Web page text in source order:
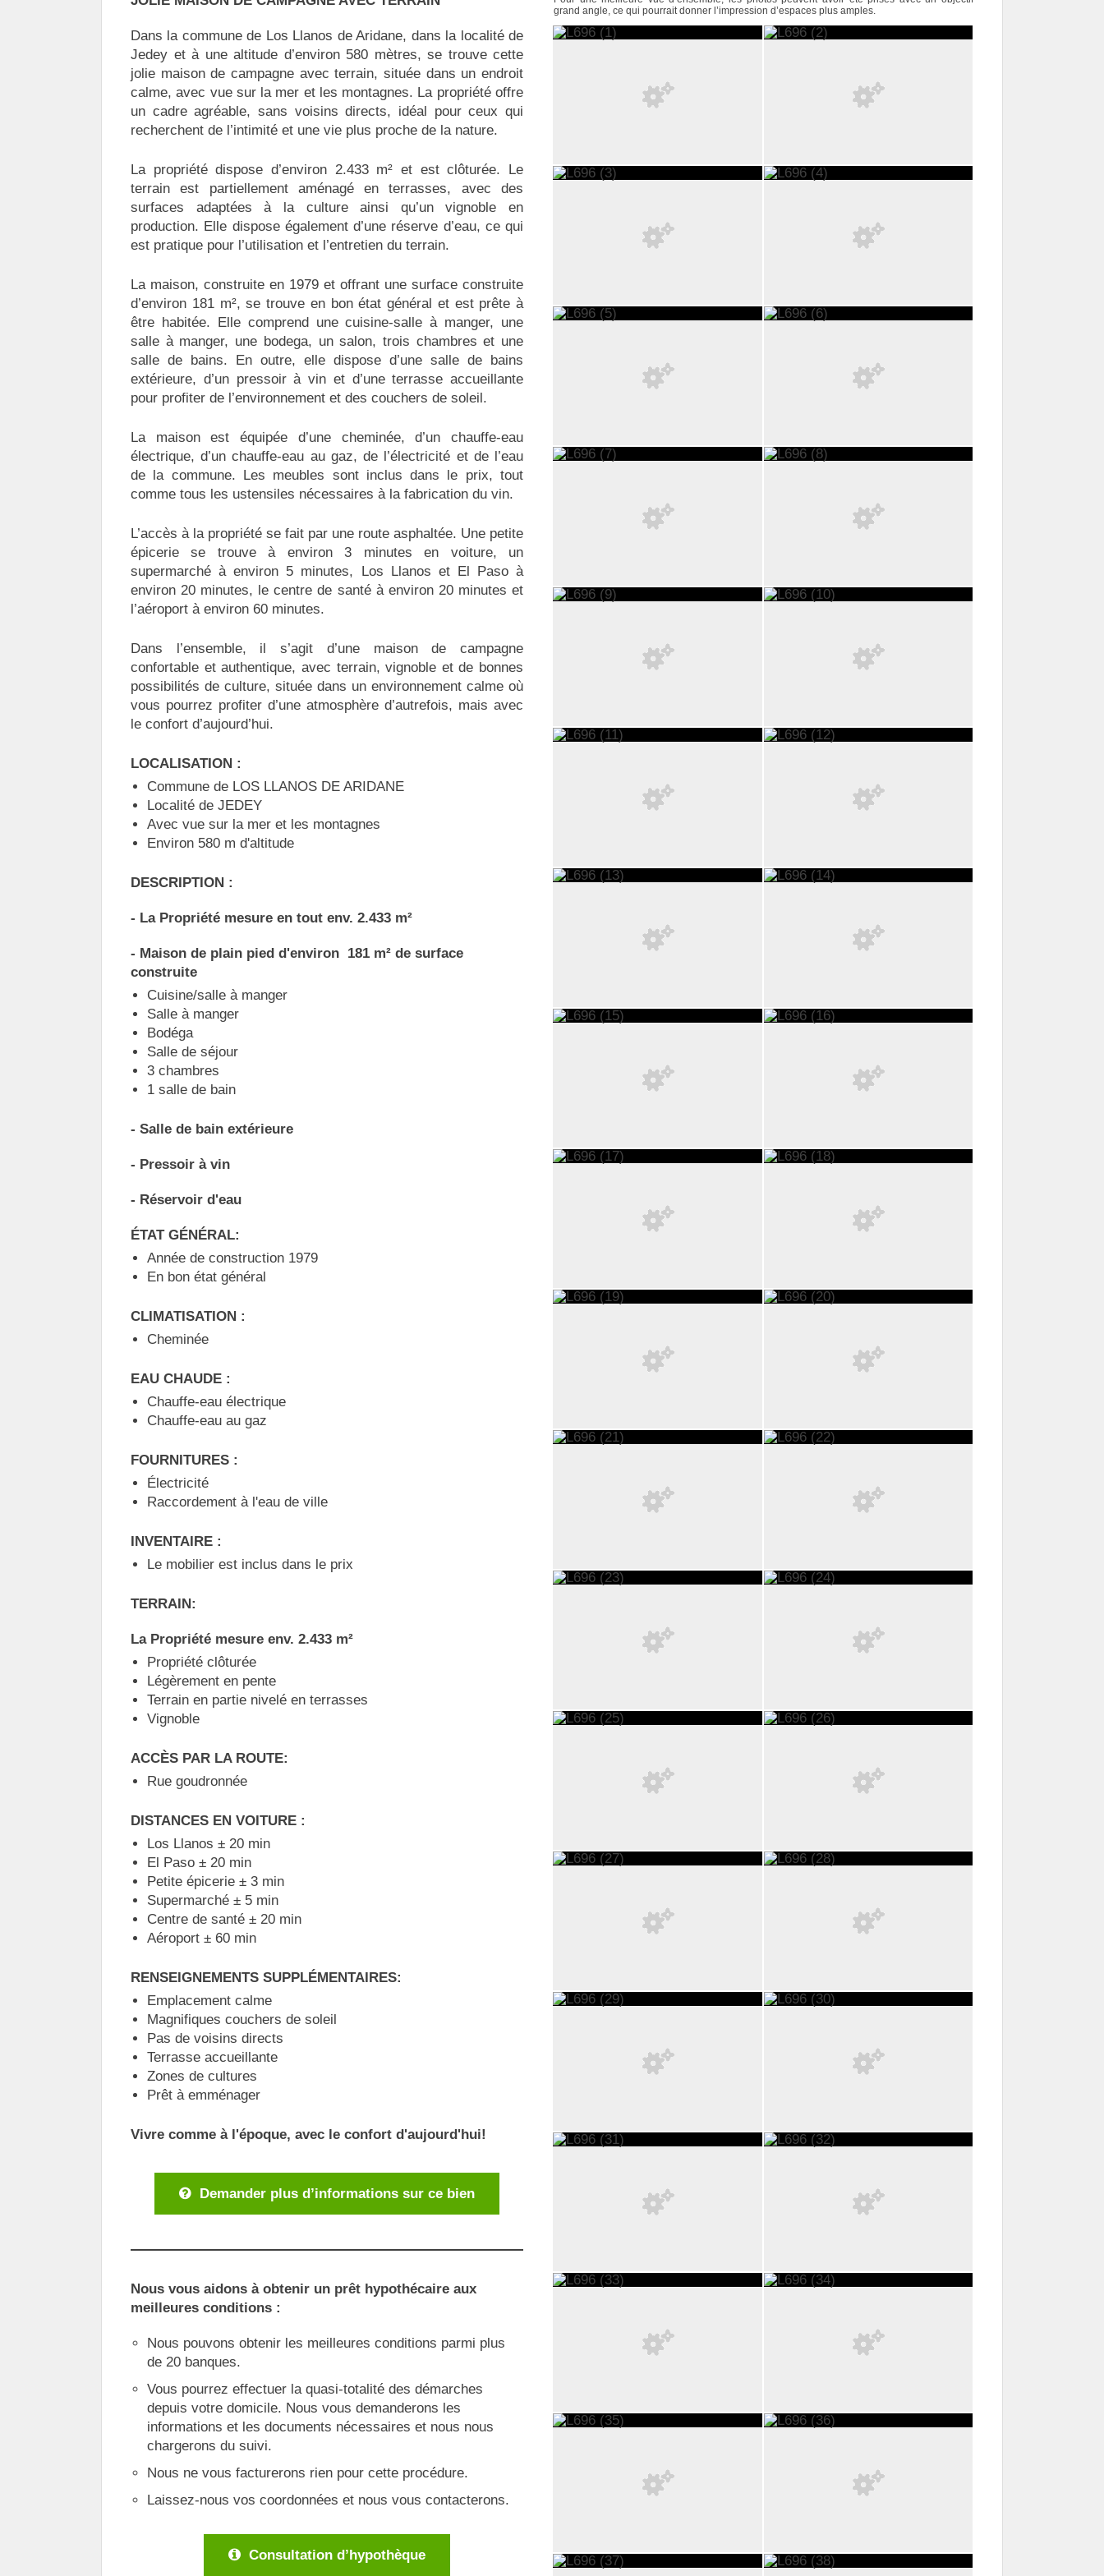
grand angle, ce qui pourrait donner l’impression d’espaces plus amples.
Dans la commune de Los Llanos de Aridane, dans la localité de
Jedey et à une altitude d’environ 580 mètres, se trouve cette
jolie maison de campagne avec terrain, située dans un endroit
calme, avec vue sur la mer et les montagnes. La propriété offre
un cadre agréable, sans voisins directs, idéal pour ceux qui
recherchent de l’intimité et une vie plus proche de la nature.
La propriété dispose d’environ 2.433 m² et est clôturée. Le
terrain est partiellement aménagé en terrasses, avec des
surfaces adaptées à la culture ainsi qu’un vignoble en
production. Elle dispose également d’une réserve d’eau, ce qui
est pratique pour l’utilisation et l’entretien du terrain.
La maison, construite en 1979 et offrant une surface construite
d’environ 181 m², se trouve en bon état général et est prête à
être habitée. Elle comprend une cuisine-salle à manger, une
salle à manger, une bodega, un salon, trois chambres et une
salle de bains. En outre, elle dispose d’une salle de bains
extérieure, d’un pressoir à vin et d’une terrasse accueillante
pour profiter de l’environnement et des couchers de soleil.
La maison est équipée d’une cheminée, d’un chauffe-eau
électrique, d’un chauffe-eau au gaz, de l’électricité et de l’eau
de la commune. Les meubles sont inclus dans le prix, tout
comme tous les ustensiles nécessaires à la fabrication du vin.
L’accès à la propriété se fait par une route asphaltée. Une petite
épicerie se trouve à environ 3 minutes en voiture, un
supermarché à environ 5 minutes, Los Llanos et El Paso à
environ 20 minutes, le centre de santé à environ 20 minutes et
l’aéroport à environ 60 minutes.
Dans l’ensemble, il s’agit d’une maison de campagne
confortable et authentique, avec terrain, vignoble et de bonnes
possibilités de culture, située dans un environnement calme où
vous pourrez profiter d’une atmosphère d’autrefois, mais avec
le confort d’aujourd’hui.
LOCALISATION :
Commune de LOS LLANOS DE ARIDANE
Localité de JEDEY
Avec vue sur la mer et les montagnes
Environ 580 m d'altitude
DESCRIPTION :
- La Propriété mesure en tout env. 2.433 m²
- Maison de plain pied d'environ 181 m² de surface
construite
Cuisine/salle à manger
Salle à manger
Bodéga
Salle de séjour
3 chambres
1 salle de bain
- Salle de bain extérieure
- Pressoir à vin
- Réservoir d'eau
ÉTAT GÉNÉRAL:
Année de construction 1979
En bon état général
CLIMATISATION :
Cheminée
EAU CHAUDE :
Chauffe-eau électrique
Chauffe-eau au gaz
FOURNITURES :
Électricité
Raccordement à l'eau de ville
INVENTAIRE :
Le mobilier est inclus dans le prix
TERRAIN:
La Propriété mesure env. 2.433 m²
Propriété clôturée
Légèrement en pente
Terrain en partie nivelé en terrasses
Vignoble
ACCÈS PAR LA ROUTE:
Rue goudronnée
DISTANCES EN VOITURE :
Los Llanos ± 20 min
El Paso ± 20 min
Petite épicerie ± 3 min
Supermarché ± 5 min
Centre de santé ± 20 min
Aéroport ± 60 min
RENSEIGNEMENTS SUPPLÉMENTAIRES:
Emplacement calme
Magnifiques couchers de soleil
Pas de voisins directs
Terrasse accueillante
Zones de cultures
Prêt à emménager
Vivre comme à l'époque, avec le confort d'aujourd'hui!
Demander plus d’informations sur ce bien
Nous vous aidons à obtenir un prêt hypothécaire aux
meilleures conditions :
Nous pouvons obtenir les meilleures conditions parmi plus
de 20 banques.
Vous pourrez effectuer la quasi-totalité des démarches
depuis votre domicile. Nous vous demanderons les
informations et les documents nécessaires et nous nous
chargerons du suivi.
Nous ne vous facturerons rien pour cette procédure.
Laissez-nous vos coordonnées et nous vous contacterons.
Consultation d’hypothèque